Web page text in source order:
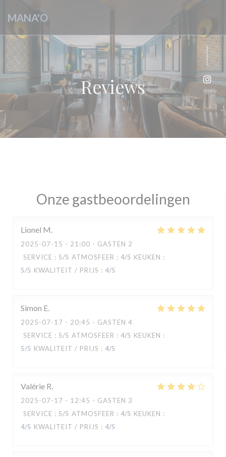
MANA'O
Reviews
Onze gastbeoordelingen
Lionel M
2025-07-15 - 21:00 - GASTEN 2
SERVICE : 5/5 ATMOSFEER : 4/5 KEUKEN :
5/5 KWALITEIT / PRIJS : 4/5
Simon E
2025-07-17 - 20:45 - GASTEN 4
SERVICE : 5/5 ATMOSFEER : 4/5 KEUKEN :
5/5 KWALITEIT / PRIJS : 4/5
Valérie R
2025-07-17 - 12:45 - GASTEN 3
SERVICE : 5/5 ATMOSFEER : 4/5 KEUKEN :
4/5 KWALITEIT / PRIJS : 4/5